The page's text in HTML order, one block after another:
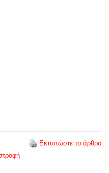
Εκτυπώστε το άρθρο